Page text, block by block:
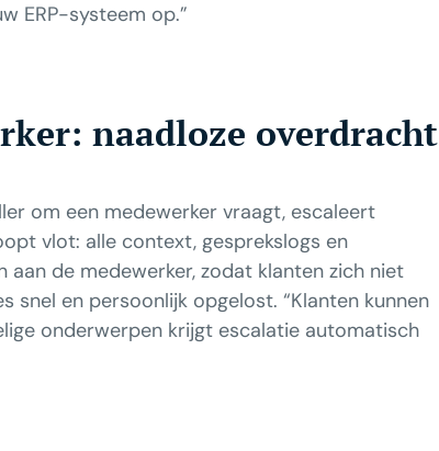
ERP-systeem op.”
naadloze overdracht
om een medewerker vraagt, escaleert
vlot: alle context, gesprekslogs en
de medewerker, zodat klanten zich niet
snel en persoonlijk opgelost. “Klanten kunnen
onderwerpen krijgt escalatie automatisch